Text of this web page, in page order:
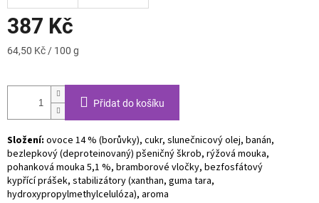
387 Kč
Měrná
64,50 Kč / 100 g
Přidat do košíku
Složení: ovoce 14 % (borůvky), cukr, slunečnicový olej, banán,
bezlepkový (deproteinovaný) pšeničný škrob, rýžová mouka,
pohanková mouka 5,1 %, bramborové vločky, bezfosfátový
kypřící prášek, stabilizátory (xanthan, guma tara,
hydroxypropylmethylcelulóza), aroma